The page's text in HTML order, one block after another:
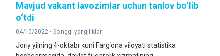
Mavjud vakant lavozimlar uchun tanlov bo‘lib
o‘tdi
04/10/2022 • So'nggi yangiliklar
Joriy yilning 4-oktabr kuni Farg‘ona viloyati statistika